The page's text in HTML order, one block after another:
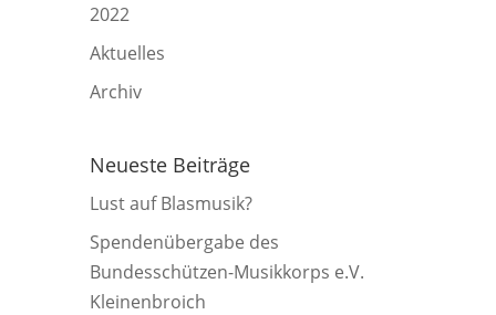
2022
Aktuelles
Archiv
Neueste Beiträge
Lust auf Blasmusik?
Spendenübergabe des
Bundesschützen-Musikkorps e.V.
Kleinenbroich